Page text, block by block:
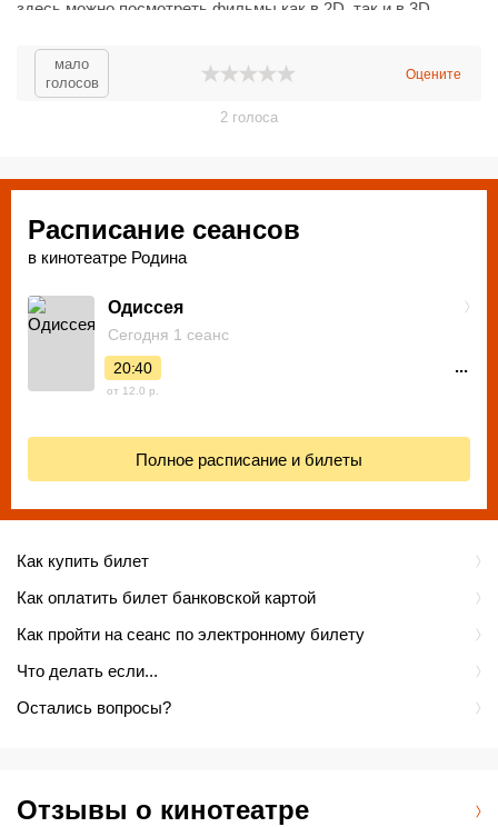
здесь можно посмотреть фильмы как в 2D, так и в 3D
насладиться отличным кино с удобством.
мало
голосов
Оцените
2 голоса
Как купить билет
Как оплатить билет банковской картой
Как пройти на сеанс по электронному билету
Что делать если...
Остались вопросы?
Расписание сеансов
в кинотеатре Родина
Одиссея
Сегодня 1 сеанс
20:40
от 12.0 р.
...
Полное расписание и билеты
Отзывы о кинотеатре